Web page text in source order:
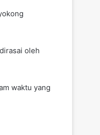
oleh
waktu yang